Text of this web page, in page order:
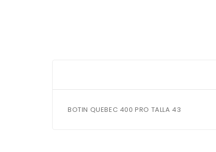
BOTIN QUEBEC 400 PRO TALLA 43